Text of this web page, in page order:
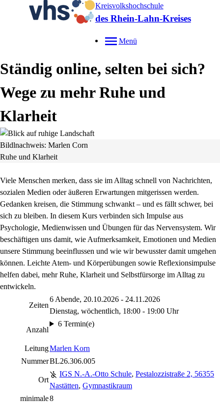
Kreisvolkshochschule
des Rhein-Lahn-Kreises
Menü
Ständig online, selten bei sich?
Wege zu mehr Ruhe und
Klarheit
Bildlnachweis: Marlen Corn
Ruhe und Klarheit
Viele Menschen merken, dass sie im Alltag schnell von Nachrichten,
sozialen Medien oder äußeren Erwartungen mitgerissen werden.
Gedanken kreisen, die Stimmung schwankt – und es fällt schwer, bei
sich zu bleiben. In diesem Kurs verbinden sich Impulse aus
Psychologie, Medienwissen und Übungen für das Nervensystem. Wir
beschäftigen uns damit, wie Aufmerksamkeit, Emotionen und Medien
unsere Stimmung beeinflussen und wie wir bewusster damit umgehen
können. Leichte Atem- und Körperübungen sowie Reflexionsimpulse
helfen dabei, mehr Ruhe, Klarheit und Selbstfürsorge im Alltag zu
entwickeln.
Zeiten
6 Abende, 20.10.2026 - 24.11.2026
Dienstag, wöchentlich, 18:00 - 19:00 Uhr
Anzahl
6 Termin(e)
LeitungMarlen Korn
NummerBL26.306.005
Ort
IGS N.-A.-Otto Schule, Pestalozzistraße 2, 56355
Nastätten, Gymnastikraum
minimale8